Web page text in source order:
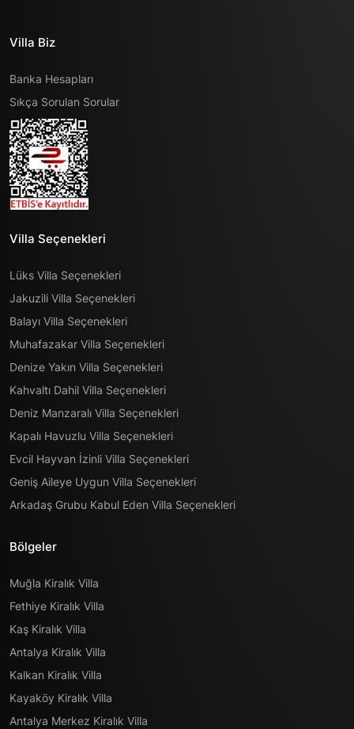
Villa Biz
Banka Hesapları
Sıkça Sorulan Sorular
Villa Seçenekleri
Lüks Villa Seçenekleri
Jakuzili Villa Seçenekleri
Balayı Villa Seçenekleri
Muhafazakar Villa Seçenekleri
Denize Yakın Villa Seçenekleri
Kahvaltı Dahil Villa Seçenekleri
Deniz Manzaralı Villa Seçenekleri
Kapalı Havuzlu Villa Seçenekleri
Evcil Hayvan İzinli Villa Seçenekleri
Geniş Aileye Uygun Villa Seçenekleri
Arkadaş Grubu Kabul Eden Villa Seçenekleri
Bölgeler
Muğla Kiralık Villa
Fethiye Kiralık Villa
Kaş Kiralık Villa
Antalya Kiralık Villa
Kalkan Kiralık Villa
Kayaköy Kiralık Villa
Antalya Merkez Kiralık Villa